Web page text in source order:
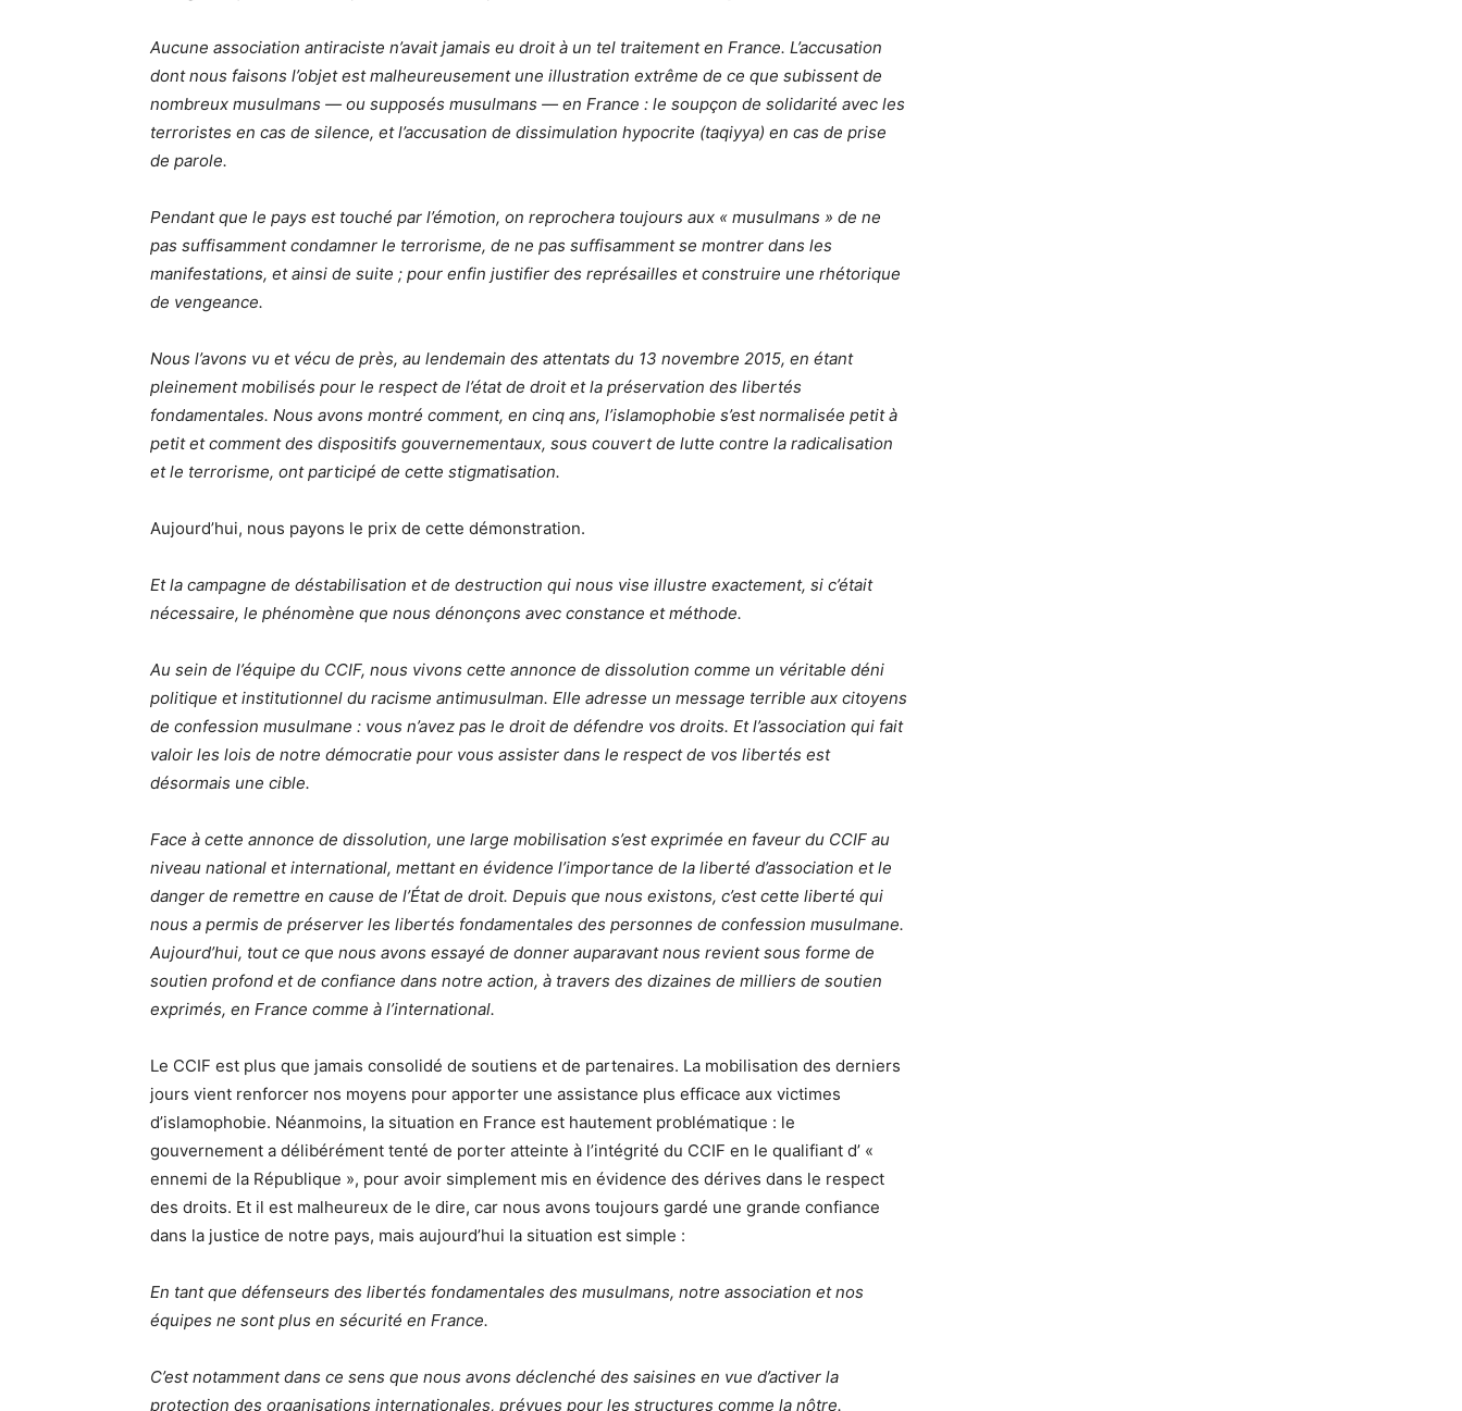
Aucune association antiraciste n’avait jamais eu droit à un tel traitement en France. L’accusation
dont nous faisons l’objet est malheureusement une illustration extrême de ce que subissent de
nombreux musulmans — ou supposés musulmans — en France : le soupçon de solidarité avec les
terroristes en cas de silence, et l’accusation de dissimulation hypocrite (taqiyya) en cas de prise
de parole.
Pendant que le pays est touché par l’émotion, on reprochera toujours aux « musulmans » de ne
pas suffisamment condamner le terrorisme, de ne pas suffisamment se montrer dans les
manifestations, et ainsi de suite ; pour enfin justifier des représailles et construire une rhétorique
de vengeance.
Nous l’avons vu et vécu de près, au lendemain des attentats du 13 novembre 2015, en étant
pleinement mobilisés pour le respect de l’état de droit et la préservation des libertés
fondamentales. Nous avons montré comment, en cinq ans, l’islamophobie s’est normalisée petit à
petit et comment des dispositifs gouvernementaux, sous couvert de lutte contre la radicalisation
et le terrorisme, ont participé de cette stigmatisation.
Aujourd’hui, nous payons le prix de cette démonstration.
Et la campagne de déstabilisation et de destruction qui nous vise illustre exactement, si c’était
nécessaire, le phénomène que nous dénonçons avec constance et méthode.
Au sein de l’équipe du CCIF, nous vivons cette annonce de dissolution comme un véritable déni
politique et institutionnel du racisme antimusulman. Elle adresse un message terrible aux citoyens
de confession musulmane : vous n’avez pas le droit de défendre vos droits. Et l’association qui fait
valoir les lois de notre démocratie pour vous assister dans le respect de vos libertés est
désormais une cible.
Face à cette annonce de dissolution, une large mobilisation s’est exprimée en faveur du CCIF au
niveau national et international, mettant en évidence l’importance de la liberté d’association et le
danger de remettre en cause de l’État de droit. Depuis que nous existons, c’est cette liberté qui
nous a permis de préserver les libertés fondamentales des personnes de confession musulmane.
Aujourd’hui, tout ce que nous avons essayé de donner auparavant nous revient sous forme de
soutien profond et de confiance dans notre action, à travers des dizaines de milliers de soutien
exprimés, en France comme à l’international.
Le CCIF est plus que jamais consolidé de soutiens et de partenaires. La mobilisation des derniers
jours vient renforcer nos moyens pour apporter une assistance plus efficace aux victimes
d’islamophobie. Néanmoins, la situation en France est hautement problématique : le
gouvernement a délibérément tenté de porter atteinte à l’intégrité du CCIF en le qualifiant d’ «
ennemi de la République », pour avoir simplement mis en évidence des dérives dans le respect
des droits. Et il est malheureux de le dire, car nous avons toujours gardé une grande confiance
dans la justice de notre pays, mais aujourd’hui la situation est simple :
En tant que défenseurs des libertés fondamentales des musulmans, notre association et nos
équipes ne sont plus en sécurité en France.
C’est notamment dans ce sens que nous avons déclenché des saisines en vue d’activer la
protection des organisations internationales, prévues pour les structures comme la nôtre.